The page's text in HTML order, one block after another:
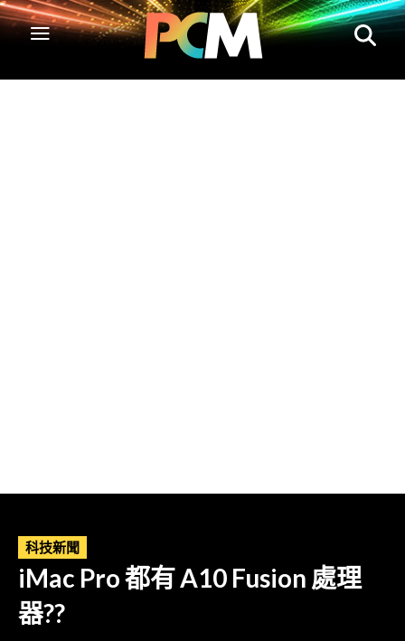
科技新聞
iMac Pro 都有 A10 Fusion 處理
器??